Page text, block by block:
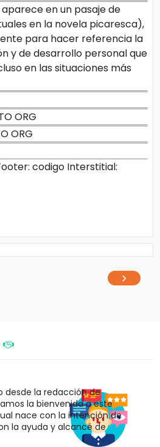
en un pasaje de
en la novela picaresca),
para hacer referencia la
y de desarrollo personal que
en las situaciones más
ORG
ORG
codigo Interstitial:
›
desde la redacción de
la bienvenida a este
nace con la intención de
la ayuda y alcancé de